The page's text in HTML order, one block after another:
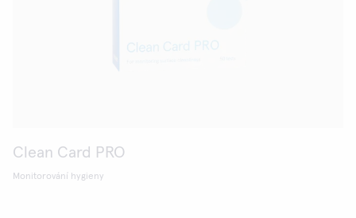
Clean Card PRO
Monitorování hygieny